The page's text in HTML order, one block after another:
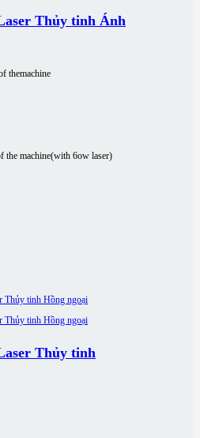
Thủy tinh Ánh
themachine
the machine(with 6ow laser)
Thủy tinh